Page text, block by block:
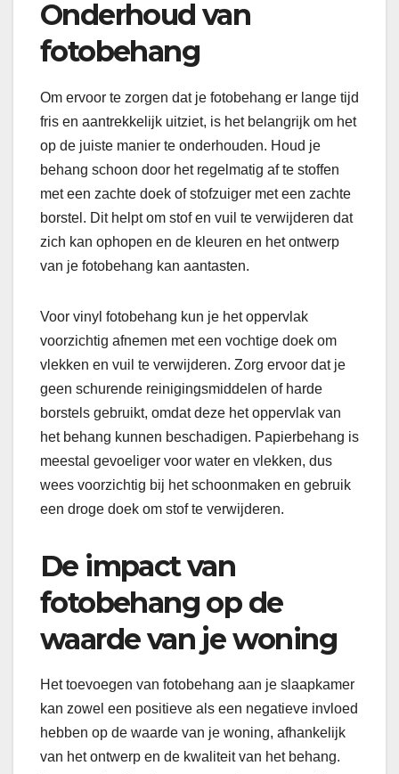
Onderhoud van
fotobehang
Om ervoor te zorgen dat je fotobehang er lange tijd
fris en aantrekkelijk uitziet, is het belangrijk om het
op de juiste manier te onderhouden. Houd je
behang schoon door het regelmatig af te stoffen
met een zachte doek of stofzuiger met een zachte
borstel. Dit helpt om stof en vuil te verwijderen dat
zich kan ophopen en de kleuren en het ontwerp
van je fotobehang kan aantasten.
Voor vinyl fotobehang kun je het oppervlak
voorzichtig afnemen met een vochtige doek om
vlekken en vuil te verwijderen. Zorg ervoor dat je
geen schurende reinigingsmiddelen of harde
borstels gebruikt, omdat deze het oppervlak van
het behang kunnen beschadigen. Papierbehang is
meestal gevoeliger voor water en vlekken, dus
wees voorzichtig bij het schoonmaken en gebruik
een droge doek om stof te verwijderen.
De impact van
fotobehang op de
waarde van je woning
Het toevoegen van fotobehang aan je slaapkamer
kan zowel een positieve als een negatieve invloed
hebben op de waarde van je woning, afhankelijk
van het ontwerp en de kwaliteit van het behang.